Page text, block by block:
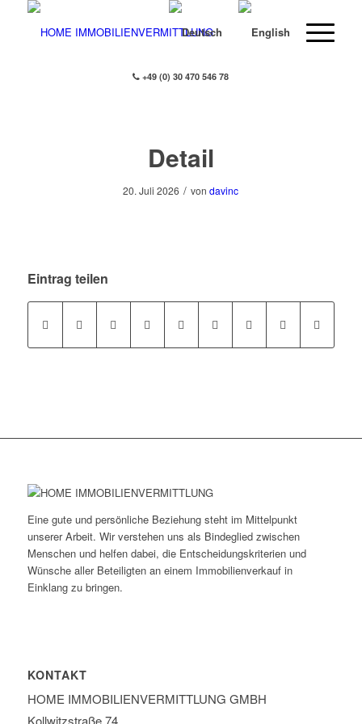
+49 (0) 30 470 546 78
Detail
20. Juli 2026 / vondavinc
Eintrag teilen
Eine gute und persönliche Beziehung steht im Mittelpunkt
unserer Arbeit. Wir verstehen uns als Bindeglied zwischen
Menschen und helfen dabei, die Entscheidungskriterien und
Wünsche aller Beteiligten an einem Immobilienverkauf in
Einklang zu bringen.
KONTAKT
HOME IMMOBILIEN­VERMITTLUNG GMBH
Kollwitzstraße 74